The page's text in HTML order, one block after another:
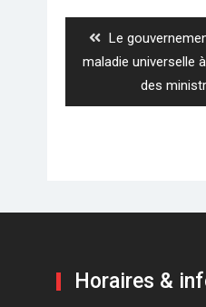
l’articlePrevious
post:
Le
maladie universelle
des
Horaires &